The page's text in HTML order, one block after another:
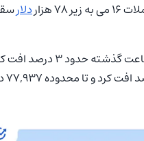
۷۸ هزار دلار